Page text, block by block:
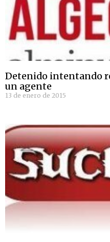
Detenido intentando
un agente
13 de enero de 2015